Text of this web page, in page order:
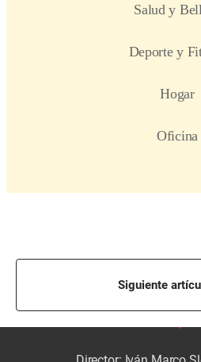
Siguiente